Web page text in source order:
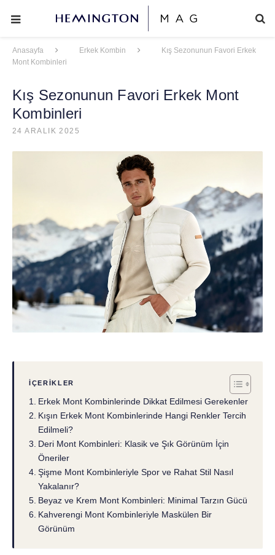
Anasayfa Erkek Kombin
Kış Sezonunun Favori Erkek
Mont Kombinleri
Kış Sezonunun Favori Erkek Mont
Kombinleri
24 ARALIK 2025
İÇERIKLER
Erkek Mont Kombinlerinde Dikkat Edilmesi Gerekenler
Kışın Erkek Mont Kombinlerinde Hangi Renkler Tercih
Edilmeli?
Deri Mont Kombinleri: Klasik ve Şık Görünüm İçin
Öneriler
Şişme Mont Kombinleriyle Spor ve Rahat Stil Nasıl
Yakalanır?
Beyaz ve Krem Mont Kombinleri: Minimal Tarzın Gücü
Kahverengi Mont Kombinleriyle Maskülen Bir
Görünüm